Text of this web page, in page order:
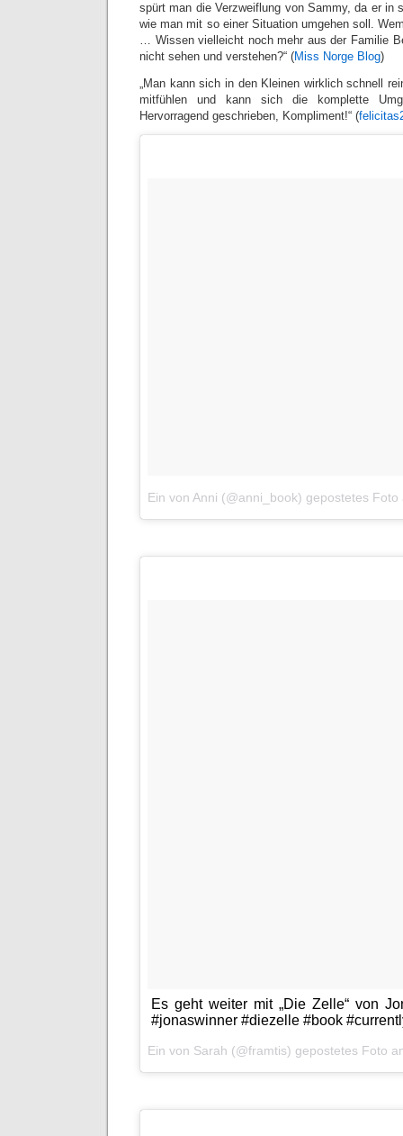
spürt man die Verzweiflung von Sammy, da er in
wie man mit so einer Situation umgehen soll.
… Wissen vielleicht noch mehr aus der Familie
nicht sehen und verstehen?“ (Miss Norge Blog)
„Man kann sich in den Kleinen wirklich schnell
mitfühlen und kann sich die komplette
Hervorragend geschrieben, Kompliment!“ (
Ein von Anni (@anni_book) gepostetes Foto
Es geht weiter mit „Die Zelle“ von
#jonaswinner #diezelle #book
Ein von Sarah (@framtis) gepostetes Foto